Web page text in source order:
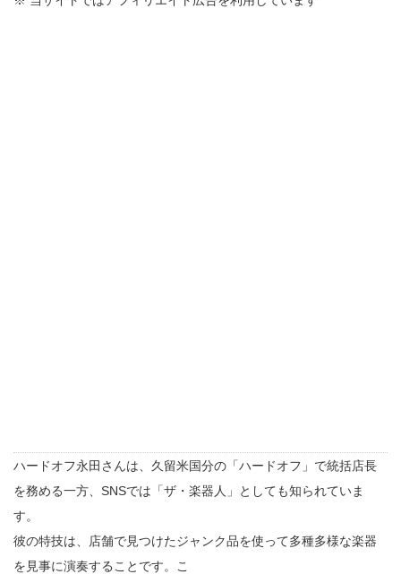
ハードオフ永田さんは、久留米国分の「ハードオフ」で統括店長
を務める一方、SNSでは「ザ・楽器人」としても知られていま
す。
彼の特技は、店舗で見つけたジャンク品を使って多種多様な楽器
を見事に演奏することです。こ